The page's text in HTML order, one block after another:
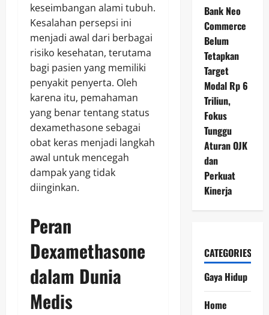
keseimbangan alami tubuh.
Kesalahan persepsi ini
menjadi awal dari berbagai
risiko kesehatan, terutama
bagi pasien yang memiliki
penyakit penyerta. Oleh
karena itu, pemahaman
yang benar tentang status
dexamethasone sebagai
obat keras menjadi langkah
awal untuk mencegah
dampak yang tidak
diinginkan.
Peran
Dexamethasone
dalam Dunia
Medis
Bank Neo
Commerce
Belum
Tetapkan
Target
Modal Rp 6
Triliun,
Fokus
Tunggu
Aturan OJK
dan
Perkuat
Kinerja
CATEGORIES
Gaya Hidup
Home